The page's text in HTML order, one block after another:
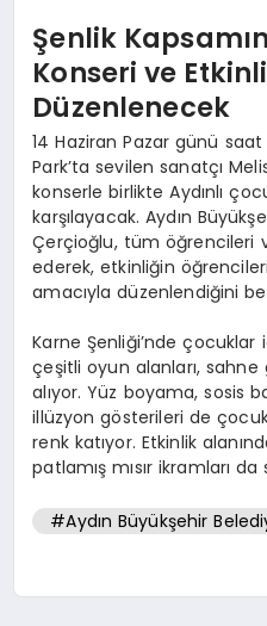
Şenlik
Konseri ve
Düzenlenecek
14 Haziran Pazar günü saat
Park’ta sevilen sanatçı
konserle birlikte Aydınlı
karşılayacak. Aydın
Çerçioğlu, tüm öğrencileri
ederek, etkinliğin
amacıyla düzenlendiğini
Karne Şenliği’nde çocuklar
çeşitli oyun alanları,
alıyor. Yüz boyama, sosis
illüzyon gösterileri de
renk katıyor. Etkinlik
patlamış mısır ikramları
#Aydın Büyükşehir